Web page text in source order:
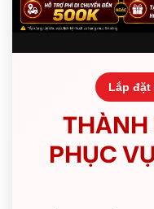
Lắp đặt
THÀNH
PHỤC